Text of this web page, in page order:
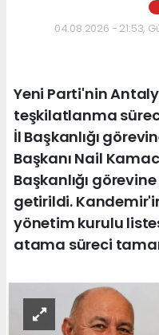
04.08.2026 - 21:53,
Yeni Parti'nin
teşkilatlanma
İl Başkanlığı
Başkanı Nail
Başkanlığı
getirildi.
yönetim kurulu
atama süreci